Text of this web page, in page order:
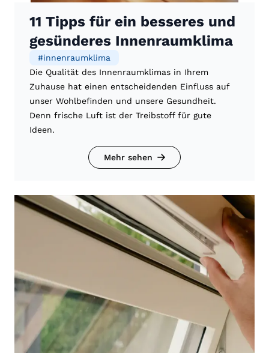
11 Tipps für ein besseres und
gesünderes Innenraumklima
#innenraumklima
Die Qualität des Innenraumklimas in Ihrem
Zuhause hat einen entscheidenden Einfluss auf
unser Wohlbefinden und unsere Gesundheit.
Denn frische Luft ist der Treibstoff für gute
Ideen.
Mehr sehen